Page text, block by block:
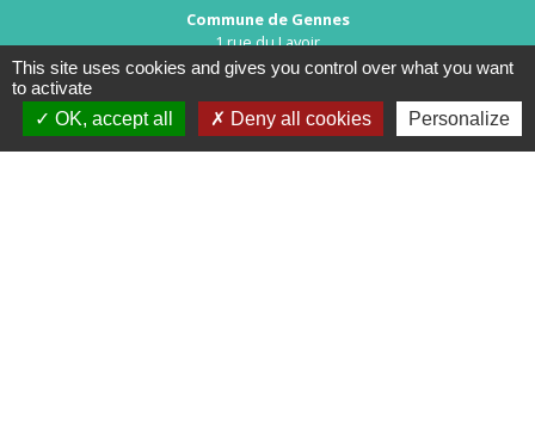
Commune de Gennes
1 rue du Lavoir
25660 Gennes - FRANCE
Contact par formulaire
This site uses cookies and gives you control over what you want
to activate
OK, accept all
Deny all cookies Personalize